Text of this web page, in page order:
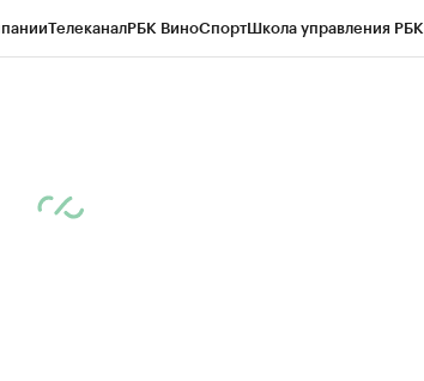
ТелеканалРБК ВиноСпортШкола управления РБК